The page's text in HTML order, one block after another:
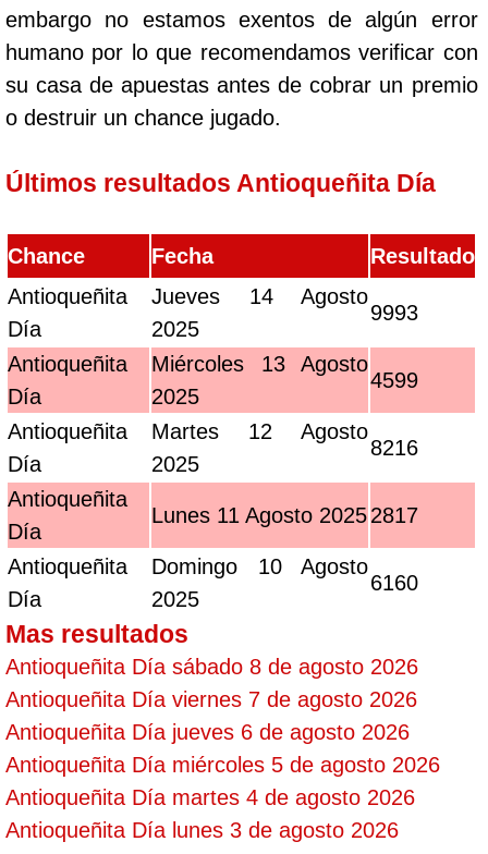
embargo no estamos exentos de algún error
humano por lo que recomendamos verificar con
su casa de apuestas antes de cobrar un premio
o destruir un chance jugado.
Últimos resultados Antioqueñita Día
Chance Fecha
Resultado
Antioqueñita
Día
Jueves 14 Agosto
2025
9993
Antioqueñita
Día
Miércoles 13 Agosto
2025
4599
Antioqueñita
Día
Martes 12 Agosto
2025
8216
Antioqueñita
Día
Lunes 11 Agosto 20252817
Antioqueñita
Día
Domingo 10 Agosto
2025
6160
Mas resultados
Antioqueñita Día sábado 8 de agosto 2026
Antioqueñita Día viernes 7 de agosto 2026
Antioqueñita Día jueves 6 de agosto 2026
Antioqueñita Día miércoles 5 de agosto 2026
Antioqueñita Día martes 4 de agosto 2026
Antioqueñita Día lunes 3 de agosto 2026